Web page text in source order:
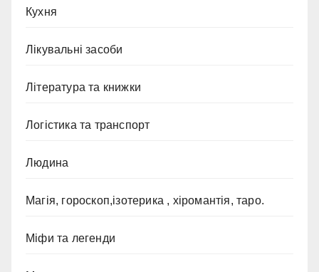
Кухня
Лікувальні засоби
Література та книжки
Логістика та транспорт
Людина
Магія, гороскоп,ізотерика , хіромантія, таро.
Міфи та легенди